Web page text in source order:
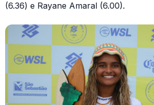
(6.36) e Rayane Amaral (6.00).